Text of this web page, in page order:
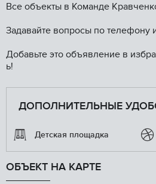
Все объекты в Команде
Задавайте вопросы по телефону
Добавьте это объявление в
ь!
ДОПОЛНИТЕЛЬНЫЕ
Детская площадка
ОБЪЕКТ НА КАРТЕ